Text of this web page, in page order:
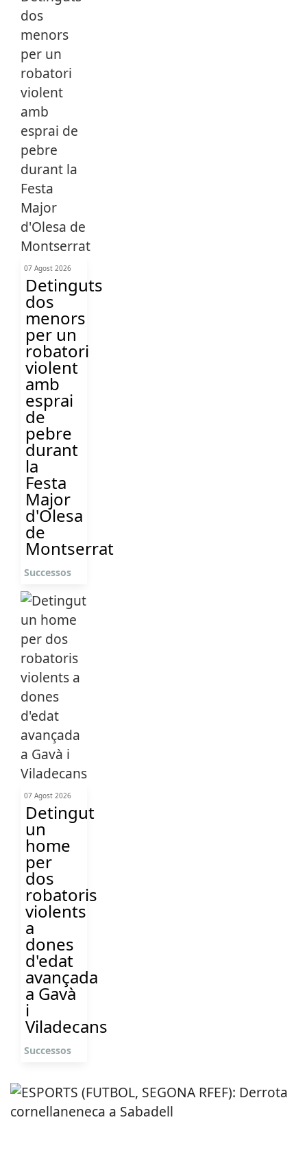
07 Agost 2026
Detinguts
dos
menors
per un
robatori
violent
amb
esprai
de
pebre
durant
la
Festa
Major
d'Olesa
de
Montserrat
Successos
07 Agost 2026
Detingut
un
home
per
dos
robatoris
violents
a
dones
d'edat
avançada
a Gavà
i
Viladecans
Successos